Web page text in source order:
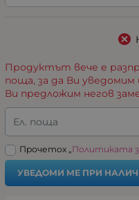
Продуктът вече е
поща, за да Ви
Ви предложим негов
Ел. поща
Прочетох „ Политиката
УВЕДОМИ МЕ ПРИ